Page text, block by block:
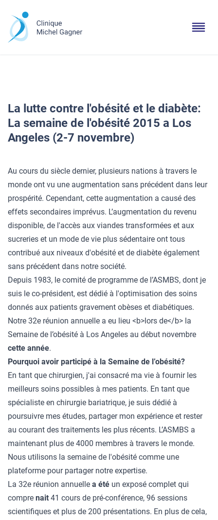
La lutte contre l'obésité et le diabète:
La semaine de l'obésité 2015 a Los
Angeles (2-7 novembre)
Au cours du siècle dernier, plusieurs nations à travers le
monde ont vu une augmentation sans précédent dans leur
prospérité. Cependant, cette augmentation a causé des
effets secondaires imprévus. L’augmentation du revenu
disponible, de l'accès aux viandes transformées et aux
sucreries et un mode de vie plus sédentaire ont tous
contribué aux niveaux d'obésité et de diabète également
sans précédent dans notre société.
Depuis 1983, le comité de programme de l’ASMBS, dont je
suis le co-président, est dédié à l'optimisation des soins
donnés aux patients gravement obèses et diabétiques.
Notre 32e réunion annuelle a eu lieu <b>lors de</b> la
Semaine de l’obésité à Los Angeles au début novembre
cette année.
Pourquoi avoir participé à la Semaine de l’obésité?
En tant que chirurgien, j'ai consacré ma vie à fournir les
meilleurs soins possibles à mes patients. En tant que
spécialiste en chirurgie bariatrique, je suis dédié à
poursuivre mes études, partager mon expérience et rester
au courant des traitements les plus récents. L’ASMBS a
maintenant plus de 4000 membres à travers le monde.
Nous utilisons la semaine de l'obésité comme une
plateforme pour partager notre expertise.
La 32e réunion annuelle a été un exposé complet qui
compre nait 41 cours de pré-conférence, 96 sessions
scientifiques et plus de 200 présentations. En plus de cela,